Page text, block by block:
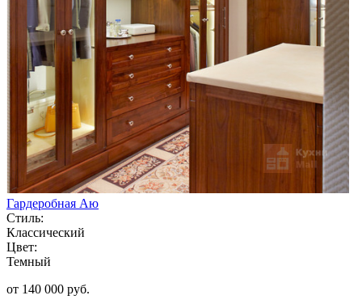
Гардеробная Аю
Стиль:
Классический
Цвет:
Темный
от 140 000 руб.